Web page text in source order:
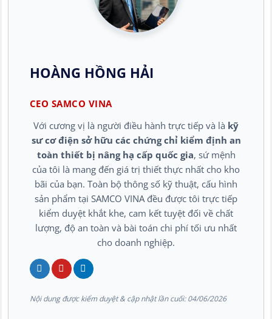
HOÀNG HỒNG HẢI
CEO SAMCO VINA
Với cương vị là người điều hành trực tiếp và là kỹ
sư cơ điện sở hữu các chứng chỉ kiểm định an
toàn thiết bị nâng hạ cấp quốc gia, sứ mệnh
của tôi là mang đến giá trị thiết thực nhất cho kho
bãi của bạn. Toàn bộ thông số kỹ thuật, cấu hình
sản phẩm tại SAMCO VINA đều được tôi trực tiếp
kiểm duyệt khắt khe, cam kết tuyệt đối về chất
lượng, độ an toàn và bài toán chi phí tối ưu nhất
cho doanh nghiệp.
Nội dung được kiểm duyệt & cập nhật lần cuối:04/06/2026